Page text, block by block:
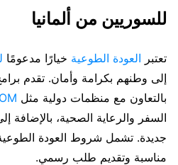
للسوريين من ألمانيا
تعتبر العودة الطوعية خيارًا مدعومًا
إلى وطنهم بكرامة وأمان. تقدم
بالتعاون مع منظمات دولية مثل
السفر والرعاية الصحية، بالإضافة
جديدة. تشمل شروط العودة
مناسبة وتقديم طلب رسمي.